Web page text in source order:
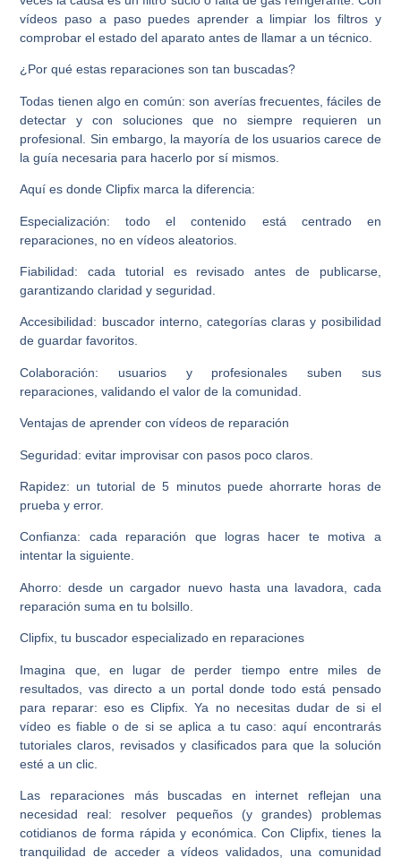
vídeos paso a paso puedes aprender a limpiar los filtros y
comprobar el estado del aparato antes de llamar a un técnico.
¿Por qué estas reparaciones son tan buscadas?
Todas tienen algo en común: son averías frecuentes, fáciles de
detectar y con soluciones que no siempre requieren un
profesional. Sin embargo, la mayoría de los usuarios carece de
la guía necesaria para hacerlo por sí mismos.
Aquí es donde Clipfix marca la diferencia:
Especialización: todo el contenido está centrado en
reparaciones, no en vídeos aleatorios.
Fiabilidad: cada tutorial es revisado antes de publicarse,
garantizando claridad y seguridad.
Accesibilidad: buscador interno, categorías claras y posibilidad
de guardar favoritos.
Colaboración: usuarios y profesionales suben sus
reparaciones, validando el valor de la comunidad.
Ventajas de aprender con vídeos de reparación
Seguridad: evitar improvisar con pasos poco claros.
Rapidez: un tutorial de 5 minutos puede ahorrarte horas de
prueba y error.
Confianza: cada reparación que logras hacer te motiva a
intentar la siguiente.
Ahorro: desde un cargador nuevo hasta una lavadora, cada
reparación suma en tu bolsillo.
Clipfix, tu buscador especializado en reparaciones
Imagina que, en lugar de perder tiempo entre miles de
resultados, vas directo a un portal donde todo está pensado
para reparar: eso es Clipfix. Ya no necesitas dudar de si el
vídeo es fiable o de si se aplica a tu caso: aquí encontrarás
tutoriales claros, revisados y clasificados para que la solución
esté a un clic.
Las reparaciones más buscadas en internet reflejan una
necesidad real: resolver pequeños (y grandes) problemas
cotidianos de forma rápida y económica. Con Clipfix, tienes la
tranquilidad de acceder a vídeos validados, una comunidad